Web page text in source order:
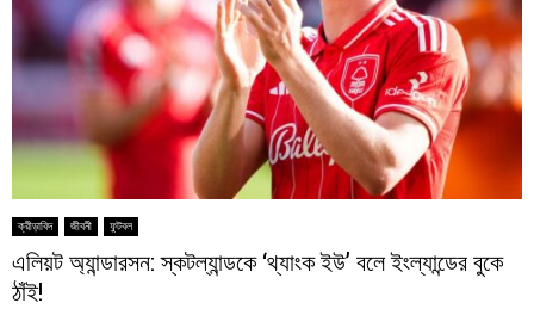
ক্রীড়াবিদ জীবনী ফুটবল
এলিয়ট অ্যান্ডারসন: স্কটল্যান্ডকে ‘থ্যাংক ইউ’ বলে ইংল্যান্ডের বুকে
ঠাঁই!